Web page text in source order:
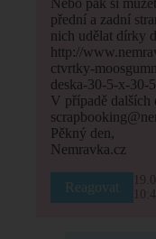
Nebo pak si
přední a zadní
nich udělat dírky
http://
ctvrtky-
deska-30-5-x-30-
V případě dalších
Pěkný den,
Nemravka.cz
Reagovat